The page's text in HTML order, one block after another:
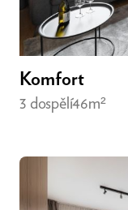
Komfort
3 dospělí46m²